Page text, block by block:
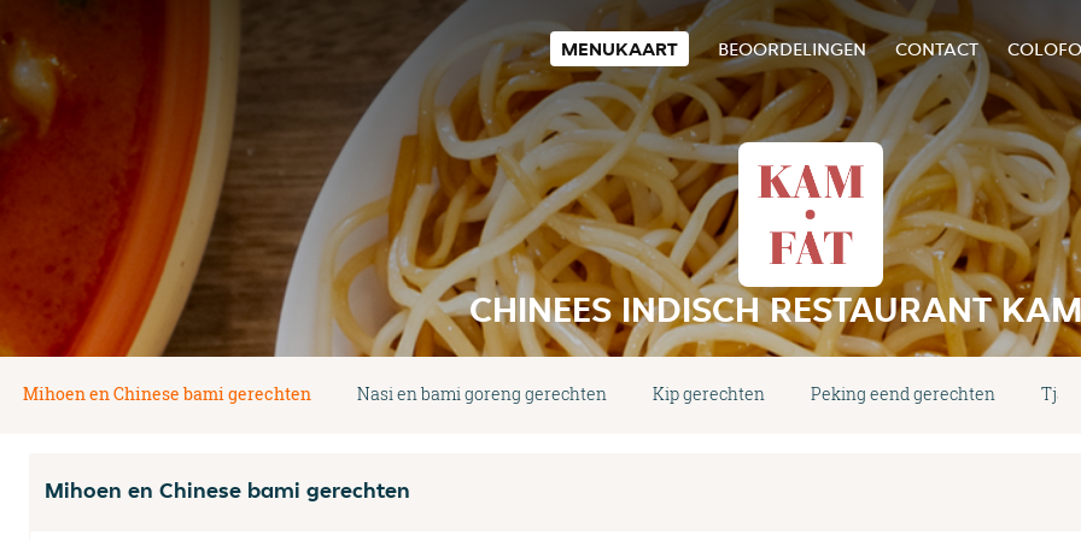
MENUKAART BEOORDELINGEN CONTACT
CHINEES INDISCH RESTAURANT
Mihoen en Chinese bami gerechten Nasi en bami goreng gerechten Kip gerechten Peking eend gerechten
Mihoen en Chinese bami gerechten